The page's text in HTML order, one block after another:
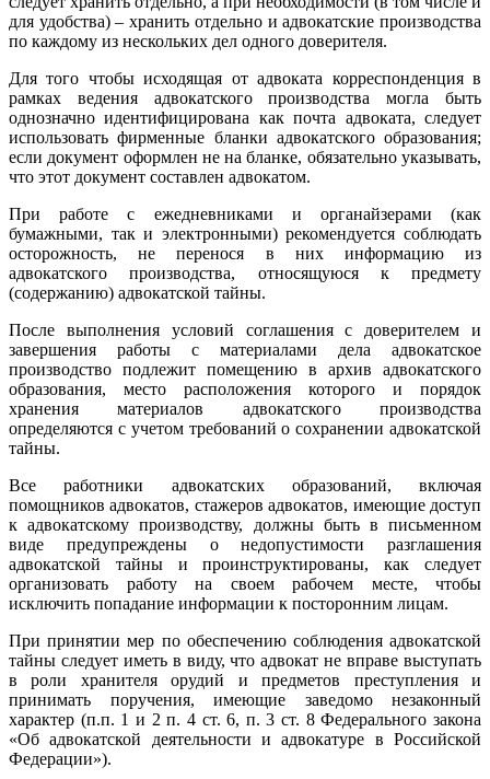
для удобства) – хранить отдельно и адвокатские производства
по каждому из нескольких дел одного доверителя.
Для того чтобы исходящая от адвоката корреспонденция в
рамках ведения адвокатского производства могла быть
однозначно идентифицирована как почта адвоката, следует
использовать фирменные бланки адвокатского образования;
если документ оформлен не на бланке, обязательно указывать,
что этот документ составлен адвокатом.
При работе с ежедневниками и органайзерами (как
бумажными, так и электронными) рекомендуется соблюдать
осторожность, не перенося в них информацию из
адвокатского производства, относящуюся к предмету
(содержанию) адвокатской тайны.
После выполнения условий соглашения с доверителем и
завершения работы с материалами дела адвокатское
производство подлежит помещению в архив адвокатского
образования, место расположения которого и порядок
хранения материалов адвокатского производства
определяются с учетом требований о сохранении адвокатской
тайны.
Все работники адвокатских образований, включая
помощников адвокатов, стажеров адвокатов, имеющие доступ
к адвокатскому производству, должны быть в письменном
виде предупреждены о недопустимости разглашения
адвокатской тайны и проинструктированы, как следует
организовать работу на своем рабочем месте, чтобы
исключить попадание информации к посторонним лицам.
При принятии мер по обеспечению соблюдения адвокатской
тайны следует иметь в виду, что адвокат не вправе выступать
в роли хранителя орудий и предметов преступления и
принимать поручения, имеющие заведомо незаконный
характер (п.п. 1 и 2 п. 4 ст. 6, п. 3 ст. 8 Федерального закона
«Об адвокатской деятельности и адвокатуре в Российской
Федерации»).